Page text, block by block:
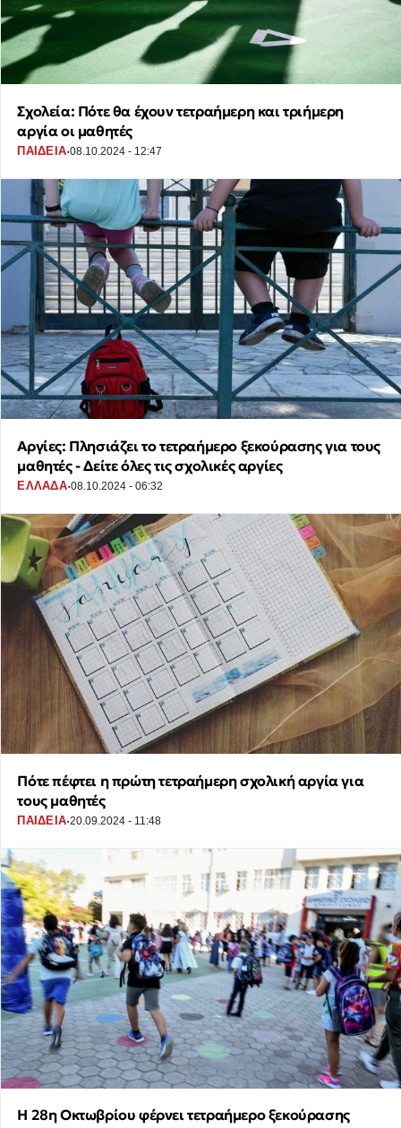
Σχολεία: Πότε θα έχουν τετραήμερη και τριήμερη
αργία οι μαθητές
ΠΑΙΔΕΙΑ·08.10.2024 - 12:47
Αργίες: Πλησιάζει το τετραήμερο ξεκούρασης για τους
μαθητές - Δείτε όλες τις σχολικές αργίες
ΕΛΛΑΔΑ·08.10.2024 - 06:32
Πότε πέφτει η πρώτη τετραήμερη σχολική αργία για
τους μαθητές
ΠΑΙΔΕΙΑ·20.09.2024 - 11:48
H 28η Οκτωβρίου φέρνει τετραήμερο ξεκούρασης